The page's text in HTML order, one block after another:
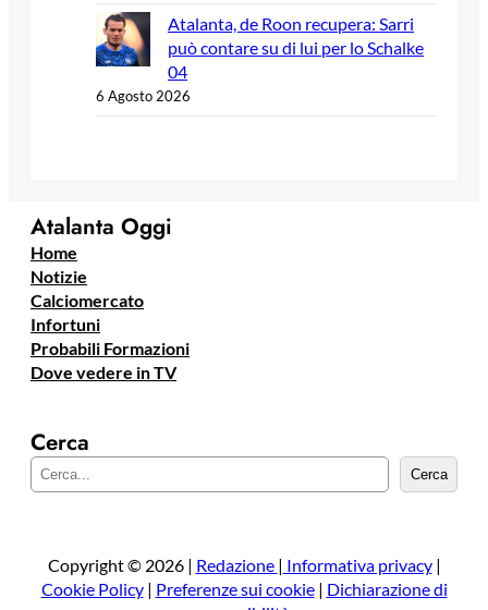
Atalanta, de Roon recupera: Sarri
può contare su di lui per lo Schalke
04
6 Agosto 2026
Atalanta Oggi
Home
Notizie
Calciomercato
Infortuni
Probabili Formazioni
Dove vedere in TV
Cerca
e
a
Cerca
Copyright © 2026 | Redazione | Informativa privacy|
Cookie Policy| Preferenze sui cookie| Dichiarazione di